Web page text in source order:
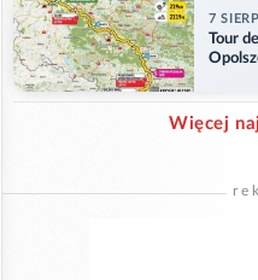
7
Tour
Więcej